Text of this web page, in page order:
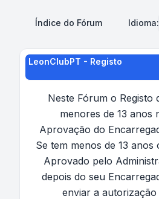
Índice do Fórum Idioma:
LeonClubPT - Registo
Neste Fórum o Registo
menores de 13 anos
Aprovação do
Se tem menos de 13 anos
Aprovado pelo
depois do seu
enviar a